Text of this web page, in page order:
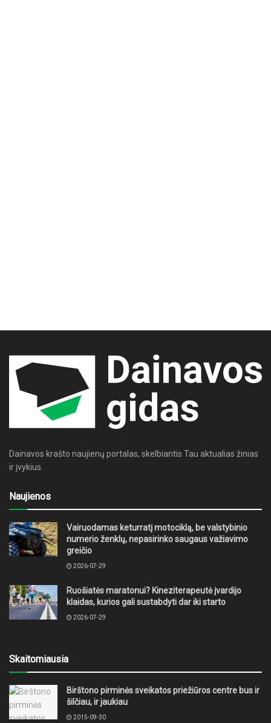
Dainavos krašto naujienų portalas, skelbiantis Tau aktualias žinias
ir įvykius.
Naujienos
Vairuodamas keturratį motociklą, be valstybinio
numerio ženklų, nepasirinko saugaus važiavimo
greičio
2026-07-29
Ruošiatės maratonui? Kineziterapeutė įvardijo
klaidas, kurios gali sustabdyti dar iki starto
2026-07-29
Skaitomiausia
Birštono pirminės sveikatos priežiūros centre bus ir
šilčiau, ir jaukiau
2015-09-30